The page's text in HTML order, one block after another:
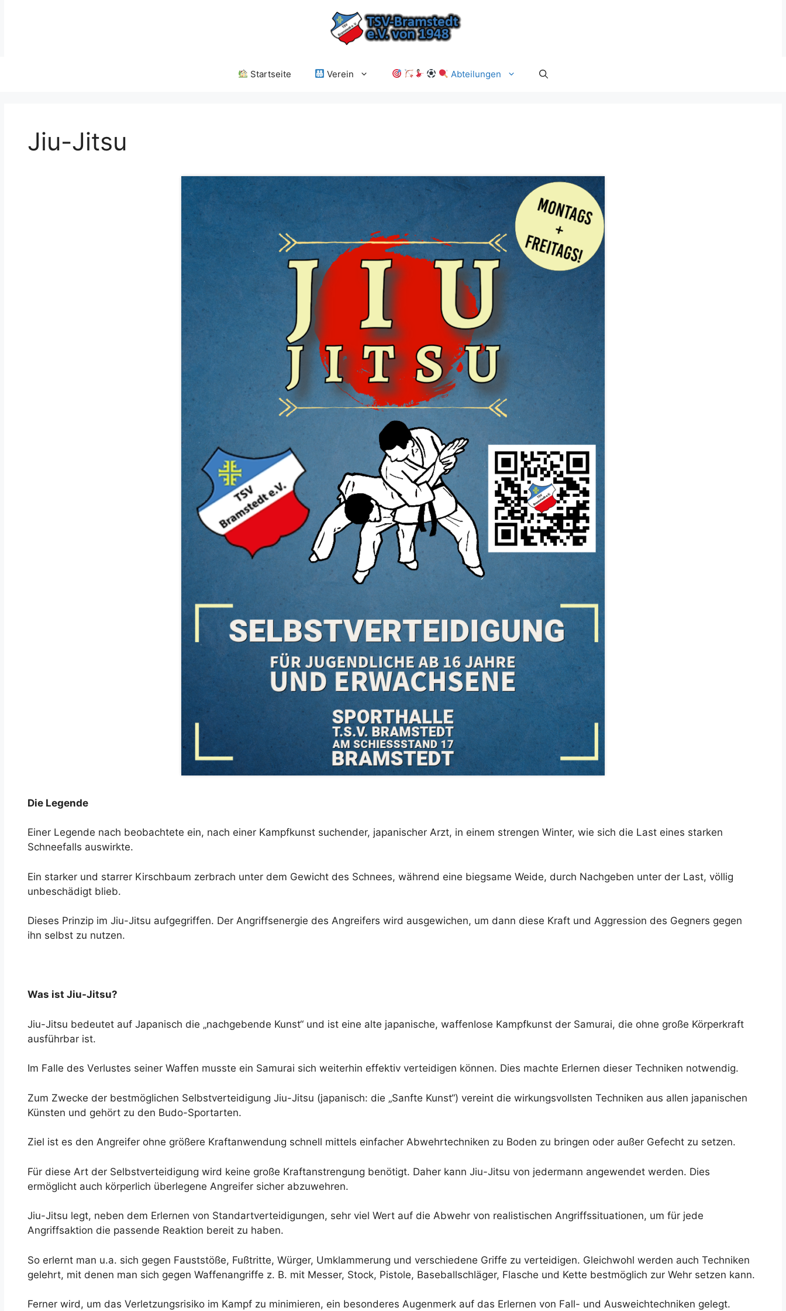
Startseite Verein Abteilungen
Jiu-Jitsu
Die Legende
Einer Legende nach beobachtete ein, nach einer Kampfkunst suchender, japanischer Arzt, in einem strengen Winter, wie sich die Last eines starken
Schneefalls auswirkte.
Ein starker und starrer Kirschbaum zerbrach unter dem Gewicht des Schnees, während eine biegsame Weide, durch Nachgeben unter der Last, völlig
unbeschädigt blieb.
Dieses Prinzip im Jiu-Jitsu aufgegriffen. Der Angriffsenergie des Angreifers wird ausgewichen, um dann diese Kraft und Aggression des Gegners gegen
ihn selbst zu nutzen.
Was ist Jiu-Jitsu?
Jiu-Jitsu bedeutet auf Japanisch die „nachgebende Kunst“ und ist eine alte japanische, waffenlose Kampfkunst der Samurai, die ohne große Körperkraft
ausführbar ist.
Im Falle des Verlustes seiner Waffen musste ein Samurai sich weiterhin effektiv verteidigen können. Dies machte Erlernen dieser Techniken notwendig.
Zum Zwecke der bestmöglichen Selbstverteidigung Jiu-Jitsu (japanisch: die „Sanfte Kunst“) vereint die wirkungsvollsten Techniken aus allen japanischen
Künsten und gehört zu den Budo-Sportarten.
Ziel ist es den Angreifer ohne größere Kraftanwendung schnell mittels einfacher Abwehrtechniken zu Boden zu bringen oder außer Gefecht zu setzen.
Für diese Art der Selbstverteidigung wird keine große Kraftanstrengung benötigt. Daher kann Jiu-Jitsu von jedermann angewendet werden. Dies
ermöglicht auch körperlich überlegene Angreifer sicher abzuwehren.
Jiu-Jitsu legt, neben dem Erlernen von Standartverteidigungen, sehr viel Wert auf die Abwehr von realistischen Angriffssituationen, um für jede
Angriffsaktion die passende Reaktion bereit zu haben.
So erlernt man u.a. sich gegen Fauststöße, Fußtritte, Würger, Umklammerung und verschiedene Griffe zu verteidigen. Gleichwohl werden auch Techniken
gelehrt, mit denen man sich gegen Waffenangriffe z. B. mit Messer, Stock, Pistole, Baseballschläger, Flasche und Kette bestmöglich zur Wehr setzen kann.
Ferner wird, um das Verletzungsrisiko im Kampf zu minimieren, ein besonderes Augenmerk auf das Erlernen von Fall- und Ausweichtechniken gelegt.